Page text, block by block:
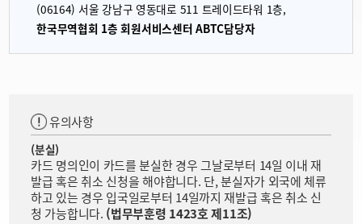
(06164) 서울 강남구 영동대로 511 트레이드타워 1층,
한국무역협회 1층 회원서비스센터 ABTC담당자
유의사항
(분실)
카드 명의인이 카드를 분실한 경우 그날로부터 14일 이내 재
발급 혹은 취소 신청을 해야합니다. 단, 분실자가 외국에 체류
하고 있는 경우 입국일로부터 14일까지 재발급 혹은 취소 신
청 가능합니다. (법무부훈령 1423호 제11조)